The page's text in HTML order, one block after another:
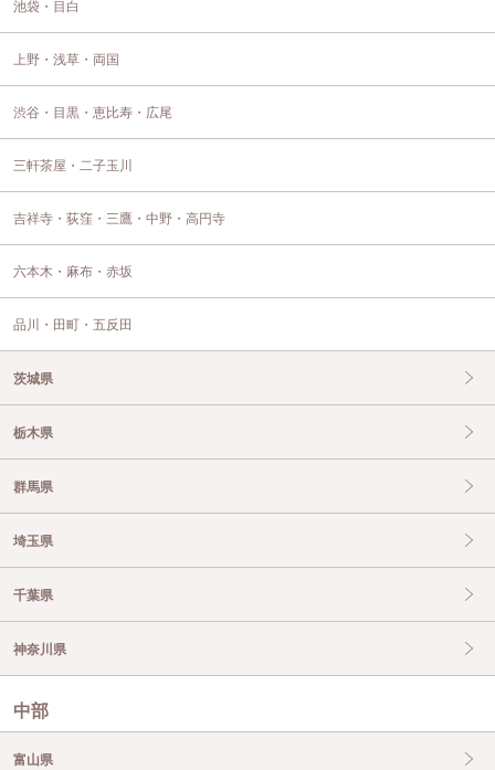
池袋・目白
上野・浅草・両国
渋谷・目黒・恵比寿・広尾
三軒茶屋・二子玉川
吉祥寺・荻窪・三鷹・中野・高円寺
六本木・麻布・赤坂
品川・田町・五反田
茨城県
栃木県
群馬県
埼玉県
千葉県
神奈川県
中部
富山県